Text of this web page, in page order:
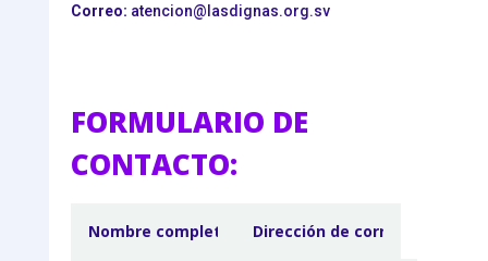
Correo: atencion@lasdignas.org.sv
FORMULARIO DE
CONTACTO: